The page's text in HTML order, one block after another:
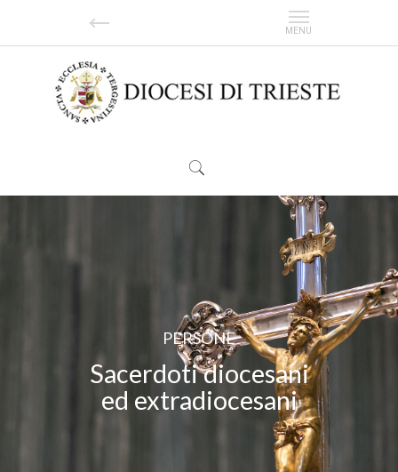
| CELEBRAZIONI |
PERSONE
Sacerdoti diocesani
ed extradiocesani